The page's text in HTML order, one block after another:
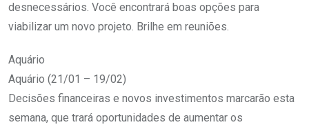
desnecessários. Você encontrará boas opções para
viabilizar um novo projeto. Brilhe em reuniões.
Aquário
Aquário (21/01 – 19/02)
Decisões financeiras e novos investimentos marcarão esta
semana, que trará oportunidades de aumentar os